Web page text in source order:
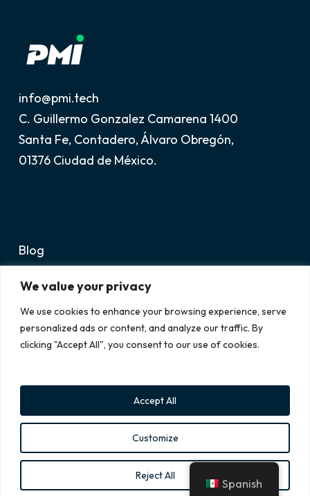
We value your privacy
We use cookies to enhance your browsing experience, serve
personalized ads or content, and analyze our traffic. By
clicking "Accept All", you consent to our use of cookies.
Customize
Reject All
Accept All
info@pmi.tech
C. Guillermo Gonzalez Camarena 1400
Santa Fe, Contadero, Álvaro Obregón,
01376 Ciudad de México.
Blog
Spanish